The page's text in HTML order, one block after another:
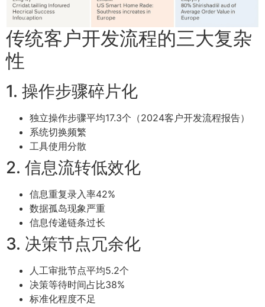
传统客户开发流程的三大复杂
性
1. 操作步骤碎片化
独立操作步骤平均17.3个（2024客户开发流程报告）
系统切换频繁
工具使用分散
2. 信息流转低效化
信息重复录入率42%
数据孤岛现象严重
信息传递链条过长
3. 决策节点冗余化
人工审批节点平均5.2个
决策等待时间占比38%
标准化程度不足